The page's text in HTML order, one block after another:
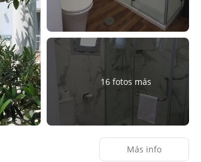
16 fotos más
Más info